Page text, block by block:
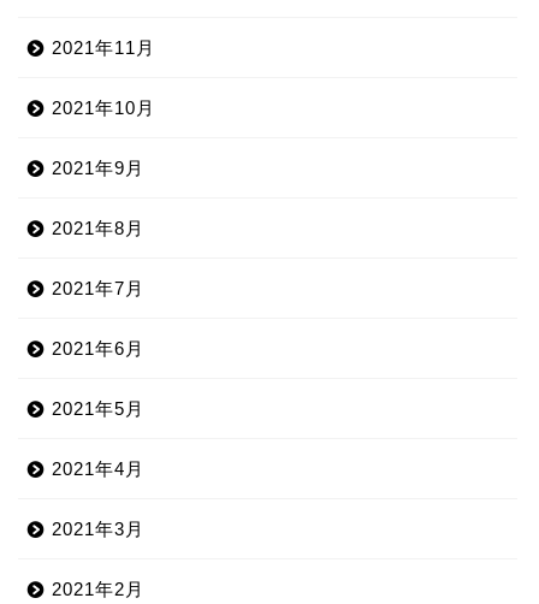
2021年11月
2021年10月
2021年9月
2021年8月
2021年7月
2021年6月
2021年5月
2021年4月
2021年3月
2021年2月